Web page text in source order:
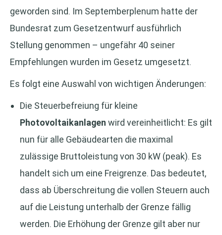
geworden sind. Im Septemberplenum hatte der
Bundesrat zum Gesetzentwurf ausführlich
Stellung genommen – ungefähr 40 seiner
Empfehlungen wurden im Gesetz umgesetzt.
Es folgt eine Auswahl von wichtigen Änderungen:
Die Steuerbefreiung für kleine
Photovoltaikanlagen wird vereinheitlicht: Es gilt
nun für alle Gebäudearten die maximal
zulässige Bruttoleistung von 30 kW (peak). Es
handelt sich um eine Freigrenze. Das bedeutet,
dass ab Überschreitung die vollen Steuern auch
auf die Leistung unterhalb der Grenze fällig
werden. Die Erhöhung der Grenze gilt aber nur